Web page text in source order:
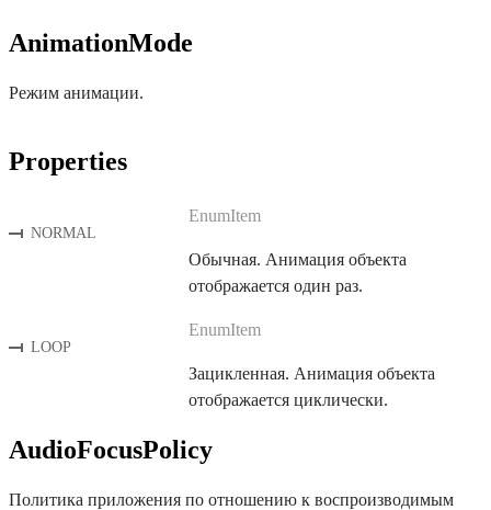
AnimationMode
Режим анимации.
Properties
NORMAL
EnumItem
Обычная. Анимация объекта
отображается один раз.
LOOP
EnumItem
Зацикленная. Анимация объекта
отображается циклически.
AudioFocusPolicy
Политика приложения по отношению к воспроизводимым